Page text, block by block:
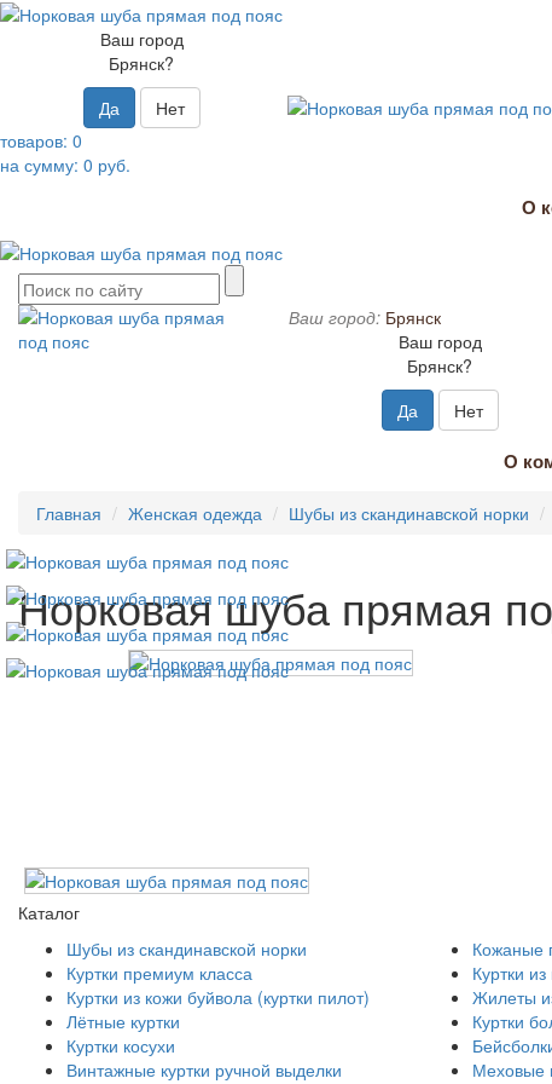
Ваш город
Брянск?
Да
Нет
товаров: 0
на сумму: 0 руб.
О
Ваш город: Брянск
Ваш город
Брянск?
Да
Нет
О
Главная Женская одежда Шубы из скандинавской норки
Норковая шуба прямая
Каталог
Шубы из скандинавской норки
Куртки премиум класса
Куртки из кожи буйвола (куртки пилот)
Лётные куртки
Куртки косухи
Винтажные куртки ручной выделки
Кожаные
Куртки
Жилеты
Куртки
Меховые